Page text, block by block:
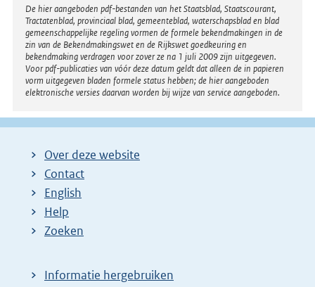
Disclaimer
De hier aangeboden pdf-bestanden van het Staatsblad, Staatscourant,
Tractatenblad, provinciaal blad, gemeenteblad, waterschapsblad en blad
gemeenschappelijke regeling vormen de formele bekendmakingen in de
zin van de Bekendmakingswet en de Rijkswet goedkeuring en
bekendmaking verdragen voor zover ze na 1 juli 2009 zijn uitgegeven.
Voor pdf-publicaties van vóór deze datum geldt dat alleen de in papieren
vorm uitgegeven bladen formele status hebben; de hier aangeboden
elektronische versies daarvan worden bij wijze van service aangeboden.
Over deze website
Contact
English
Help
Zoeken
Informatie hergebruiken